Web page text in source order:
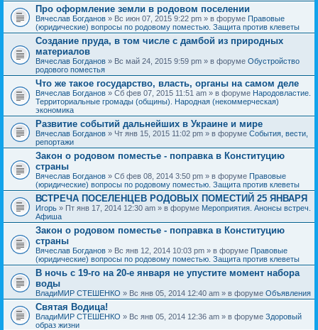
Про оформление земли в родовом поселении
Вячеслав Богданов » Вс июн 07, 2015 9:22 pm » в форуме Правовые
(юридические) вопросы по родовому поместью. Защита против клеветы
Создание пруда, в том числе с дамбой из природных
материалов
Вячеслав Богданов » Вс май 24, 2015 9:59 pm » в форуме Обустройство
родового поместья
Что же такое государство, власть, органы на самом деле
Вячеслав Богданов » Сб фев 07, 2015 11:51 am » в форуме Народовластие.
Территориальные громады (общины). Народная (некоммерческая)
экономика
Развитие событий дальнейших в Украине и мире
Вячеслав Богданов » Чт янв 15, 2015 11:02 pm » в форуме События, вести,
репортажи
Закон о родовом поместье - поправка в Конституцию
страны
Вячеслав Богданов » Сб фев 08, 2014 3:50 pm » в форуме Правовые
(юридические) вопросы по родовому поместью. Защита против клеветы
ВСТРЕЧА ПОСЕЛЕНЦЕВ РОДОВЫХ ПОМЕСТИЙ 25 ЯНВАРЯ
Игорь » Пт янв 17, 2014 12:30 am » в форуме Мероприятия. Анонсы встреч.
Афиша
Закон о родовом поместье - поправка в Конституцию
страны
Вячеслав Богданов » Вс янв 12, 2014 10:03 pm » в форуме Правовые
(юридические) вопросы по родовому поместью. Защита против клеветы
В ночь с 19-го на 20-е января не упустите момент набора
воды
ВладиМИР СТЕШЕНКО » Вс янв 05, 2014 12:40 am » в форуме Объявления
Святая Водица!
ВладиМИР СТЕШЕНКО » Вс янв 05, 2014 12:36 am » в форуме Здоровый
образ жизни